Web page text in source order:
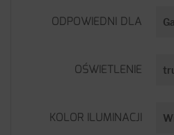
ODPOWIEDNI DLA
OŚWIETLENIE
KOLOR ILUMINACJI